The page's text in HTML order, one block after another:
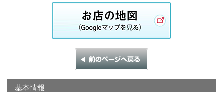
基本情報